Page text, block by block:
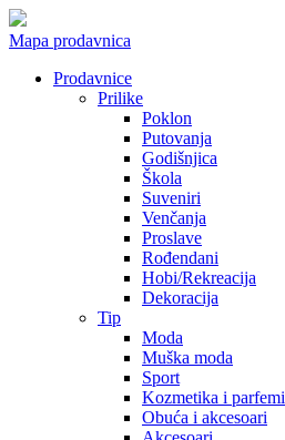
Mapa prodavnica
Prodavnice
Prilike
Poklon
Putovanja
Godišnjica
Škola
Suveniri
Venčanja
Proslave
Rođendani
Hobi/Rekreacija
Dekoracija
Tip
Moda
Muška moda
Sport
Kozmetika i parfemi
Obuća i akcesoari